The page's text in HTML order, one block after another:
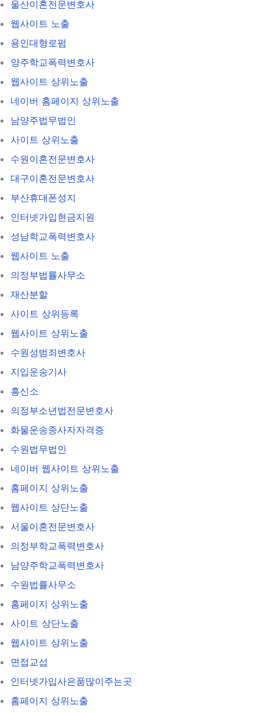
울산이혼전문변호사
웹사이트 노출
용인대형로펌
양주학교폭력변호사
웹사이트 상위노출
네이버 홈페이지 상위노출
남양주법무법인
사이트 상위노출
수원이혼전문변호사
대구이혼전문변호사
부산휴대폰성지
인터넷가입현금지원
성남학교폭력변호사
웹사이트 노출
의정부법률사무소
재산분할
사이트 상위등록
웹사이트 상위노출
수원성범죄변호사
지입운송기사
흥신소
의정부소년법전문변호사
화물운송종사자자격증
수원법무법인
네이버 웹사이트 상위노출
홈페이지 상위노출
웹사이트 상단노출
서울이혼전문변호사
의정부학교폭력변호사
남양주학교폭력변호사
수원법률사무소
홈페이지 상위노출
사이트 상단노출
웹사이트 상위노출
면접교섭
인터넷가입사은품많이주는곳
홈페이지 상위노출